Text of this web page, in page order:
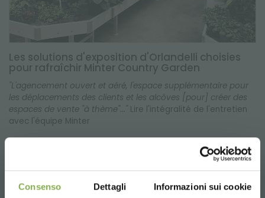
Consenso Dettagli Informazioni sui cookie
Les solutions d'exposition d'Orlandelli choisies
pour rafraîchir Minter Country Garden
"L'agencement ouvert et aéré, l'espace supplémentaire pour
les déplacements des clients et les alcôves [pour] créer des
espaces de vente "à thème"..."
Lire l'intégralité de l'entretien
avec l'équipe Minter